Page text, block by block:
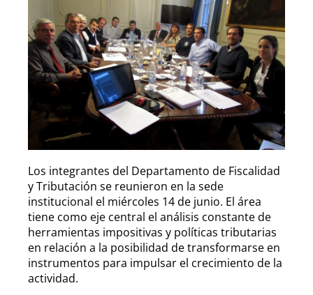
Los integrantes del Departamento de Fiscalidad
y Tributación se reunieron en la sede
institucional el miércoles 14 de junio. El área
tiene como eje central el análisis constante de
herramientas impositivas y políticas tributarias
en relación a la posibilidad de transformarse en
instrumentos para impulsar el crecimiento de la
actividad.